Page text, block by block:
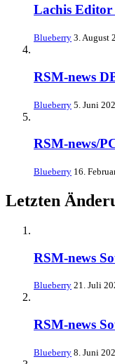
Lachis Editor
Blueberry 3. August
RSM-news
Blueberry 5. Juni
RSM-news/
Blueberry 16.
Letzten
RSM-news
Blueberry 21. Juli
RSM-news
Blueberry 8. Juni